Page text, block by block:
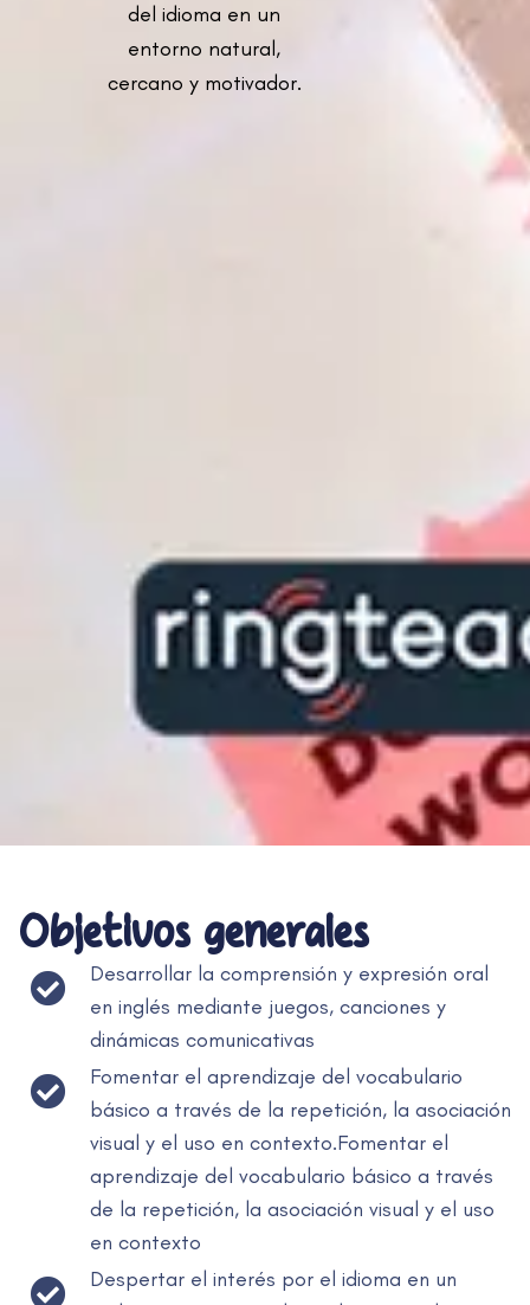
del idioma en un
entorno natural,
cercano y motivador.
Objetivos generales
Desarrollar la comprensión y expresión oral
en inglés mediante juegos, canciones y
dinámicas comunicativas
Fomentar el aprendizaje del vocabulario
básico a través de la repetición, la asociación
visual y el uso en contexto.Fomentar el
aprendizaje del vocabulario básico a través
de la repetición, la asociación visual y el uso
en contexto
Despertar el interés por el idioma en un